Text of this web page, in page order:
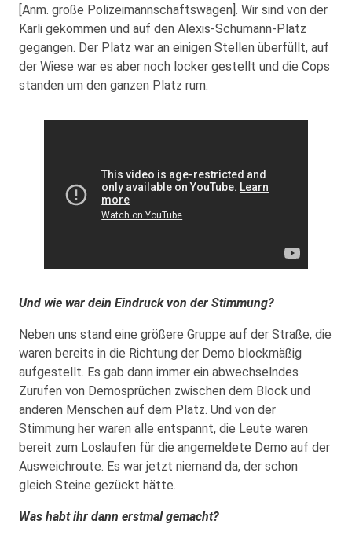
[Anm. große Polizeimannschaftswägen]. Wir sind von der
Karli gekommen und auf den Alexis-Schumann-Platz
gegangen. Der Platz war an einigen Stellen überfüllt, auf
der Wiese war es aber noch locker gestellt und die Cops
standen um den ganzen Platz rum.
Und wie war dein Eindruck von der Stimmung?
Neben uns stand eine größere Gruppe auf der Straße, die
waren bereits in die Richtung der Demo blockmäßig
aufgestellt. Es gab dann immer ein abwechselndes
Zurufen von Demosprüchen zwischen dem Block und
anderen Menschen auf dem Platz. Und von der
Stimmung her waren alle entspannt, die Leute waren
bereit zum Loslaufen für die angemeldete Demo auf der
Ausweichroute. Es war jetzt niemand da, der schon
gleich Steine gezückt hätte.
Was habt ihr dann erstmal gemacht?